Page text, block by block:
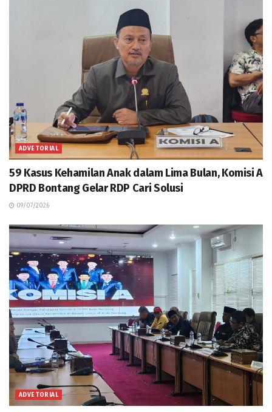
ADVETORIAL
59 Kasus Kehamilan Anak dalam Lima Bulan, Komisi A
DPRD Bontang Gelar RDP Cari Solusi
09/07/2026
ADVETORIAL